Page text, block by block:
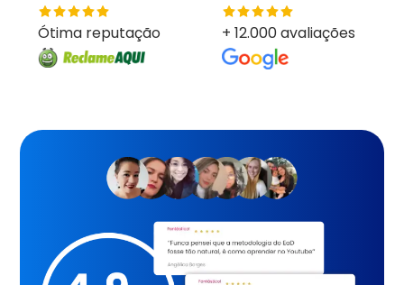
Ótima reputação + 12.000 avaliações